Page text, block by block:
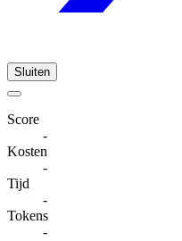
Sluiten
Score
-
Kosten
-
Tijd
-
Tokens
-